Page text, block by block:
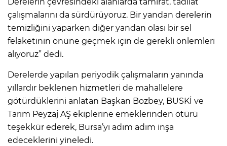
çalışmalarını da sürdürüyoruz. Bir yandan derelerin
temizliğini yaparken diğer yandan olası bir sel
felaketinin önüne geçmek için de gerekli önlemleri
alıyoruz” dedi.
Derelerde yapılan periyodik çalışmaların yanında
yıllardır beklenen hizmetleri de mahallelere
götürdüklerini anlatan Başkan Bozbey, BUSKİ ve
Tarım Peyzaj AŞ ekiplerine emeklerinden ötürü
teşekkür ederek, Bursa’yı adım adım inşa
edeceklerini yineledi.